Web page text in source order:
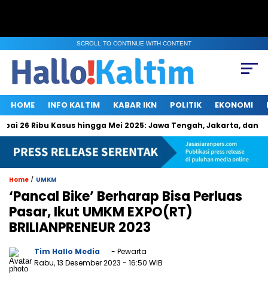
SCROLL TO CONTINUE WITH CONTENT
HOME INFO KALTIM KABAR IKN POLITIK EKONOMI
Ribu Kasus hingga Mei 2025: Jawa Tengah, Jakarta, dan Riau
Home / UMKM
‘Pancal Bike’ Berharap Bisa Perluas
Pasar, Ikut UMKM EXPO(RT)
BRILIANPRENEUR 2023
Tim Hallo Media
- Pewarta
Rabu, 13 Desember 2023 - 16:50 WIB